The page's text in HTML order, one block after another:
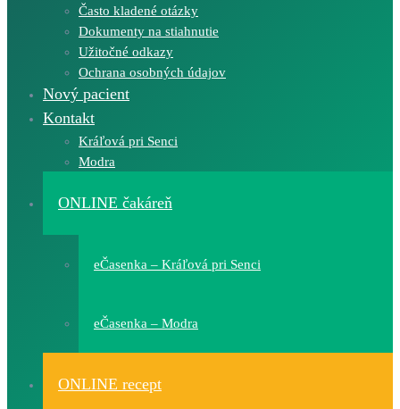
Často kladené otázky
Dokumenty na stiahnutie
Užitočné odkazy
Ochrana osobných údajov
Nový pacient
Kontakt
Kráľová pri Senci
Modra
ONLINE čakáreň
eČasenka – Kráľová pri Senci
eČasenka – Modra
ONLINE recept